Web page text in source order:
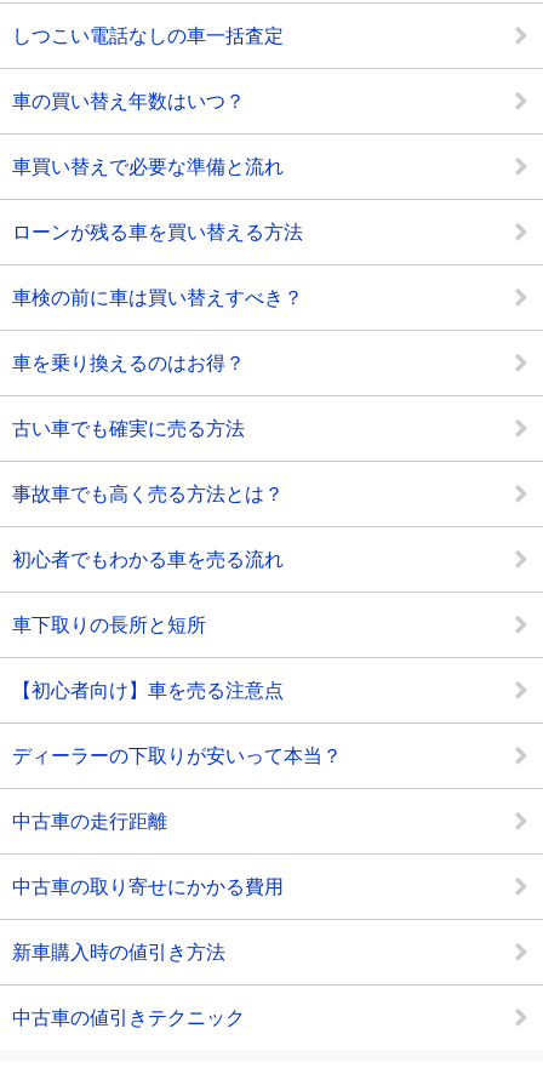
しつこい電話なしの車一括査定
車の買い替え年数はいつ？
車買い替えで必要な準備と流れ
ローンが残る車を買い替える方法
車検の前に車は買い替えすべき？
車を乗り換えるのはお得？
古い車でも確実に売る方法
事故車でも高く売る方法とは？
初心者でもわかる車を売る流れ
車下取りの長所と短所
【初心者向け】車を売る注意点
ディーラーの下取りが安いって本当？
中古車の走行距離
中古車の取り寄せにかかる費用
新車購入時の値引き方法
中古車の値引きテクニック